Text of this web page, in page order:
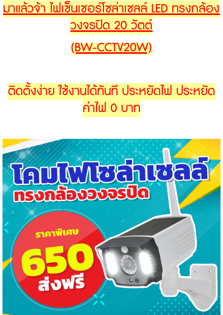
มาแล้วจ้า ไฟเซ็นเซอร์โซล่าเซลล์ LED ทรงกล้อง
วงจรปิด 20 วัตต์
(BW-CCTV20W)
ติดตั้งง่าย ใช้งานได้ทันที ประหยัดไฟ ประหยัด
ค่าไฟ 0 บาท